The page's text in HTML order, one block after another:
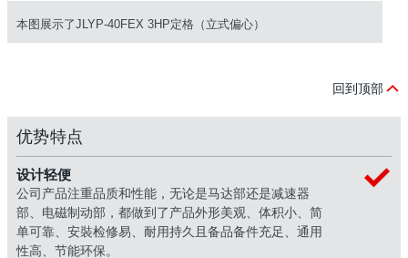
本图展示了JLYP-40FEX 3HP定格（立式偏心）
回到顶部
优势特点
设计轻便
公司产品注重品质和性能，无论是马达部还是减速器
部、电磁制动部，都做到了产品外形美观、体积小、简
单可靠、安裝检修易、耐用持久且备品备件充足、通用
性高、节能环保。